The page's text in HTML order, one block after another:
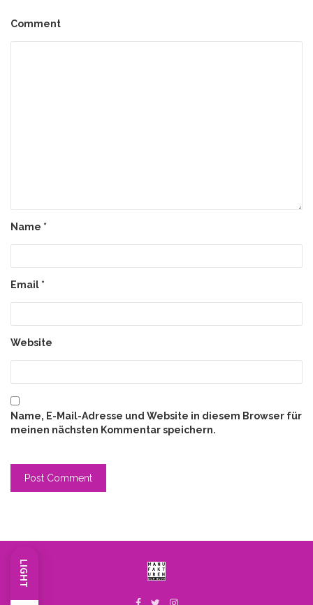
LIGHT
Comment
Name *
Email *
Website
Name, E-Mail-Adresse und Website in diesem Browser für
meinen nächsten Kommentar speichern.